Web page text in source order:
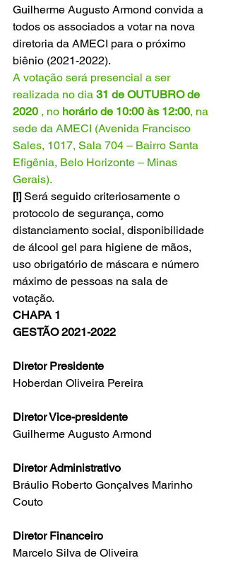
Guilherme Augusto Armond convida a
todos os associados a votar na nova
diretoria da AMECI para o próximo
biênio (2021-2022).
A votação será presencial a ser
realizada no dia 31 de OUTUBRO de
2020 , no horário de 10:00 às 12:00, na
sede da AMECI (Avenida Francisco
Sales, 1017, Sala 704 – Bairro Santa
Efigênia, Belo Horizonte – Minas
Gerais).
[!] Será seguido criteriosamente o
protocolo de segurança, como
distanciamento social, disponibilidade
de álcool gel para higiene de mãos,
uso obrigatório de máscara e número
máximo de pessoas na sala de
votação.
CHAPA 1
GESTÃO 2021-2022
Diretor Presidente
Hoberdan Oliveira Pereira
Diretor Vice-presidente
Guilherme Augusto Armond
Diretor Administrativo
Bráulio Roberto Gonçalves Marinho
Couto
Diretor Financeiro
Marcelo Silva de Oliveira